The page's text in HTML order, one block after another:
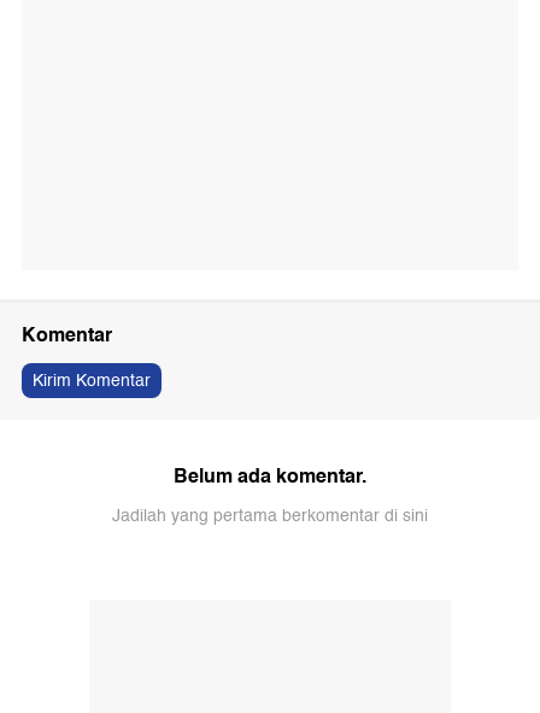
Komentar
Kirim Komentar
Belum ada komentar.
Jadilah yang pertama berkomentar di sini